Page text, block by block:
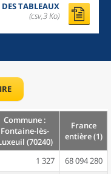
TABLEAUX
(csv,3 Ko)
Commune :
Fontaine-lès-
(70240)
France
entière (1)
1 327
68 094 280